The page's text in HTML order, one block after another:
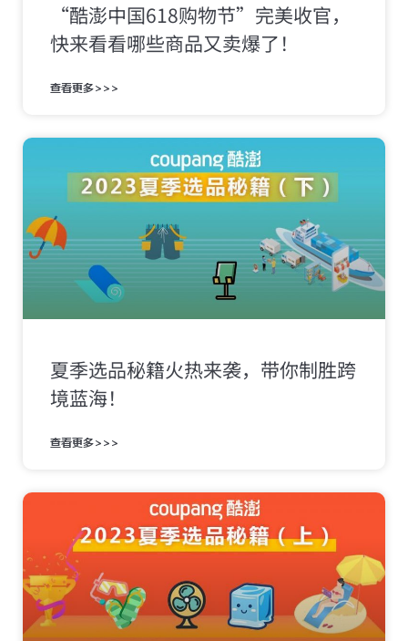
“酷澎中国618购物节”完美收官，
快来看看哪些商品又卖爆了！
查看更多>>>
夏季选品秘籍火热来袭，带你制胜跨
境蓝海！
查看更多>>>